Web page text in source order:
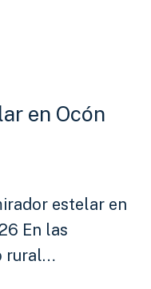
en Ocón
estelar en
En las
rural…